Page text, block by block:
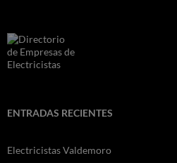
ENTRADAS RECIENTES
Electricistas Valdemoro